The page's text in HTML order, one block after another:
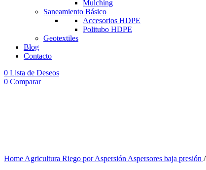
Mulching
Saneamiento Básico
Accesorios HDPE
Politubo HDPE
Geotextiles
Blog
Contacto
0 Lista de Deseos
0 Comparar
Home Agricultura Riego por Aspersión Aspersores baja presión